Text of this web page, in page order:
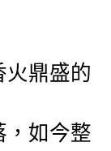
火鼎盛的
，如今整